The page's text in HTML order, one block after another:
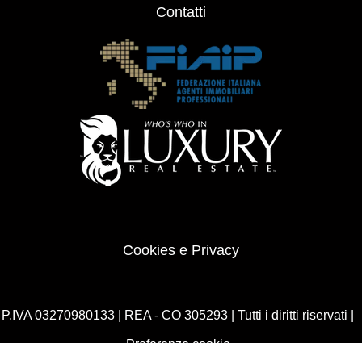
Contatti
Cookies e Privacy
P.IVA 03270980133 | REA - CO 305293 | Tutti i diritti riservati |